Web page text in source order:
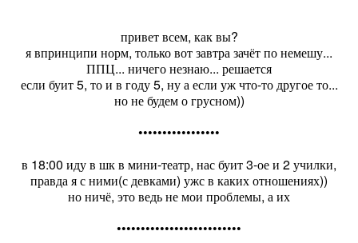
привет всем, как вы?
я впринципи норм, только вот завтра зачёт по немешу...
ППЦ... ничего незнаю... решается
если буит 5, то и в году 5, ну а если уж что-то другое то...
но не будем о грусном))
•••••••••••••••••
в 18:00 иду в шк в мини-театр, нас буит 3-ое и 2 училки,
правда я с ними(с девками) ужс в каких отношениях))
но ничё, это ведь не мои проблемы, а их
••••••••••••••••••••••••••